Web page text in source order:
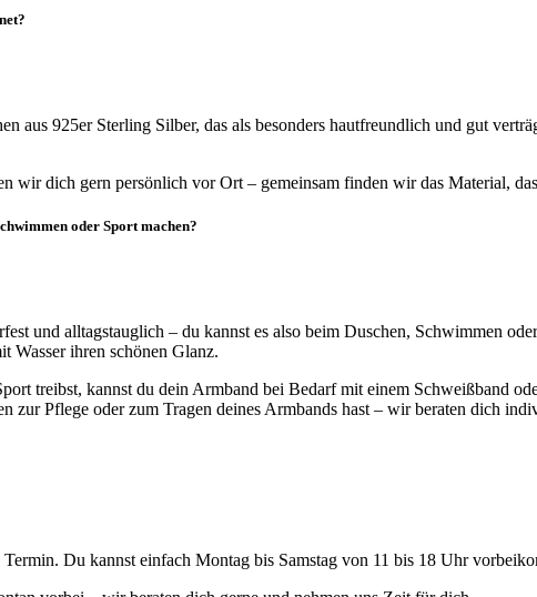
aus 925er Sterling Silber, das als besonders hautfreundlich und gut
wir dich gern persönlich vor Ort – gemeinsam finden wir das Material,
oder Sport machen?
und alltagstauglich – du kannst es also beim Duschen, Schwimmen
Wasser ihren schönen Glanz.
treibst, kannst du dein Armband bei Bedarf mit einem Schweißband
zur Pflege oder zum Tragen deines Armbands hast – wir beraten dich
Du kannst einfach Montag bis Samstag von 11 bis 18 Uhr